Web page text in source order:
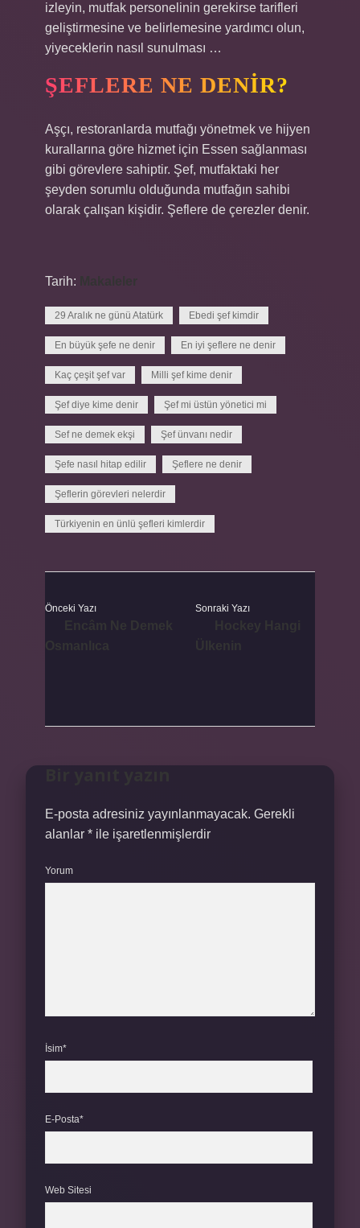
izleyin, mutfak personelinin gerekirse tarifleri
geliştirmesine ve belirlemesine yardımcı olun,
yiyeceklerin nasıl sunulması …
ŞEFLERE NE DENIR?
Aşçı, restoranlarda mutfağı yönetmek ve hijyen
kurallarına göre hizmet için Essen sağlanması
gibi görevlere sahiptir. Şef, mutfaktaki her
şeyden sorumlu olduğunda mutfağın sahibi
olarak çalışan kişidir. Şeflere de çerezler denir.
Tarih:
29 Aralık ne günü Atatürk Ebedi şef kimdir
En büyük şefe ne denir En iyi şeflere ne denir
Kaç çeşit şef var Milli şef kime denir
Şef diye kime denir Şef mi üstün yönetici mi
Sef ne demek ekşi Şef ünvanı nedir
Şefe nasıl hitap edilir Şeflere ne denir
Şeflerin görevleri nelerdir
Türkiyenin en ünlü şefleri kimlerdir
Önceki Yazı Sonraki Yazı
E-posta adresiniz yayınlanmayacak. Gerekli
alanlar * ile işaretlenmişlerdir
Yorum
İsim*
E-Posta*
Web Sitesi